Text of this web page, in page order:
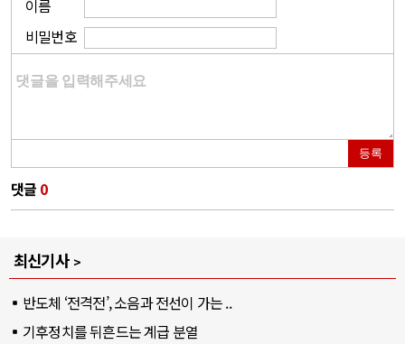
이름
비밀번호
등록
댓글 0
최신기사
반도체 ‘전격전’, 소음과 전선이 가는 ..
기후정치를 뒤흔드는 계급 분열